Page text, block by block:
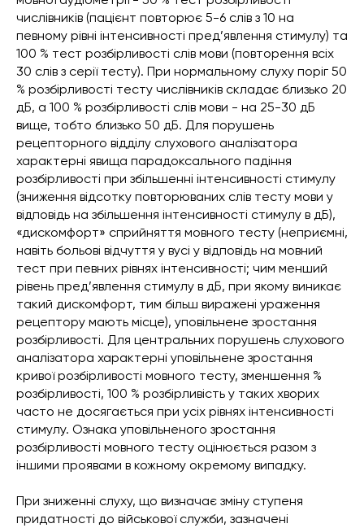
числівників (пацієнт повторює 5-6 слів з 10 на
певному рівні інтенсивності пред’явлення стимулу) та
100 % тест розбірливості слів мови (повторення всіх
30 слів з серії тесту). При нормальному слуху поріг 50
% розбірливості тесту числівників складає близько 20
дБ, а 100 % розбірливості слів мови - на 25-30 дБ
вище, тобто близько 50 дБ. Для порушень
рецепторного відділу слухового аналізатора
характерні явища парадоксального падіння
розбірливості при збільшенні інтенсивності стимулу
(зниження відсотку повторюваних слів тесту мови у
відповідь на збільшення інтенсивності стимулу в дБ),
«дискомфорт» сприйняття мовного тесту (неприємні,
навіть больові відчуття у вусі у відповідь на мовний
тест при певних рівнях інтенсивності; чим менший
рівень пред’явлення стимулу в дБ, при якому виникає
такий дискомфорт, тим більш виражені ураження
рецептору мають місце), уповільнене зростання
розбірливості. Для центральних порушень слухового
аналізатора характерні уповільнене зростання
кривої розбірливості мовного тесту, зменшення %
розбірливості, 100 % розбірливість у таких хворих
часто не досягається при усіх рівнях інтенсивності
стимулу. Ознака уповільненого зростання
розбірливості мовного тесту оцінюється разом з
іншими проявами в кожному окремому випадку.
При зниженні слуху, що визначає зміну ступеня
придатності до військової служби, зазначені